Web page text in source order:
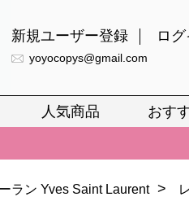
新規ユーザー登録 ロ
yoyocopys@gmail.com
人気商品 おす
ピーのみ取扱い。最高品質の再現
中！期間中のご注文でお得な割引
ーコピー バッグ最新モデルが登
ラン Yves Saint Laurent >